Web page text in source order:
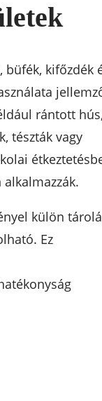
büfék, kifőzdék
rántott
tészták vagy
külön
Ez